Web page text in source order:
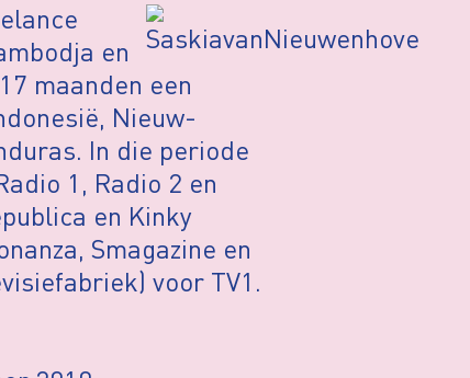
en
maanden een
Nieuw-
In die periode
1, Radio 2 en
en Kinky
Smagazine en
voor TV1.